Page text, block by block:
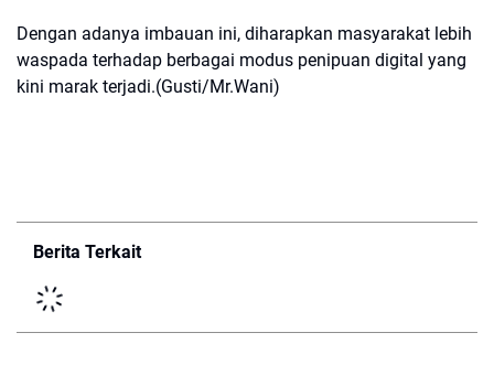
Dengan adanya imbauan ini, diharapkan masyarakat lebih
waspada terhadap berbagai modus penipuan digital yang
kini marak terjadi.(Gusti/Mr.Wani)
Berita Terkait